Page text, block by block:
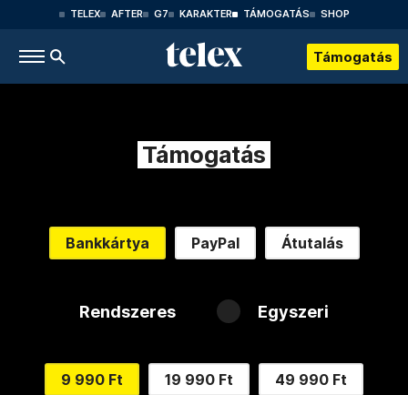
TELEX AFTER G7 KARAKTER TÁMOGATÁS SHOP
Támogatás
Támogatás
Bankkártya PayPal Átutalás
Rendszeres Egyszeri
9 990 Ft 19 990 Ft 49 990 Ft